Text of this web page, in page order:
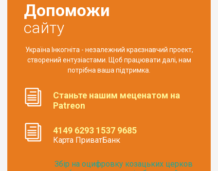
Допоможи
сайту
Україна Інкогніта - незалежний краєзнавчий проект,
створений ентузіастами. Щоб працювати далі, нам
потрібна ваша підтримка.
Станьте нашим меценатом на
Patreon
4149 6293 1537 9685
Карта ПриватБанк
Збір на оцифровку козацьких церков